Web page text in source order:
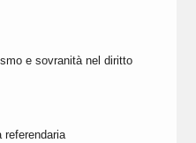
e sovranità nel diritto
referendaria